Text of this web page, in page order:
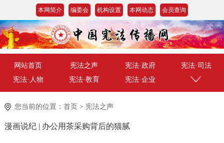
本网简介 编委会 机构设置 本网动态 会员查询
网站首页 宪法之声 宪法·政府
宪法·司法
宪法·人物
宪法·教育 宪法·企业
您当前的位置： 首页 > 宪法之声
漫画说纪 | 办公用茶采购背后的猫腻